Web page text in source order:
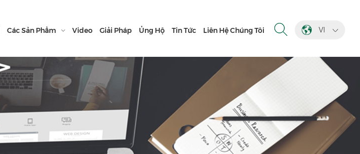
VI
Các Sản Phẩm Video Giải Pháp Ủng Hộ Tin Tức Liên Hệ Chúng Tôi